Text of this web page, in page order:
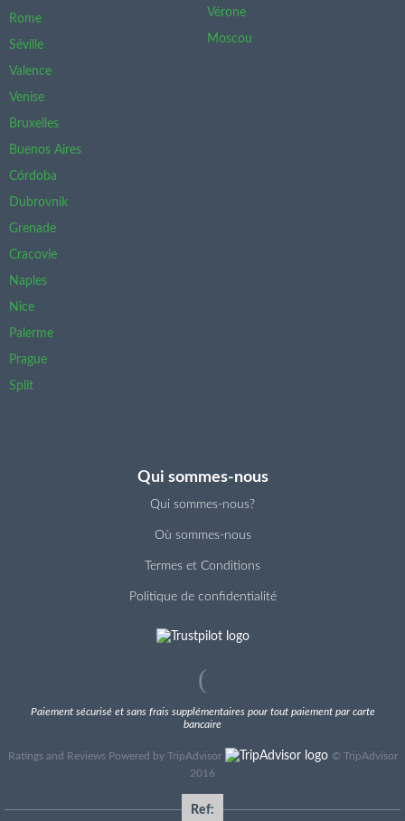
Rome
Séville
Valence
Venise
Bruxelles
Buenos Aires
Córdoba
Dubrovnik
Grenade
Cracovie
Naples
Nice
Palerme
Prague
Split
Vérone
Moscou
Qui sommes-nous
Qui sommes-nous?
Où sommes-nous
Termes et Conditions
Politique de confidentialité
Paiement sécurisé et sans frais supplémentaires pour tout paiement par carte
bancaire
Ratings and Reviews Powered by TripAdvisor © TripAdvisor
2016
Ref: